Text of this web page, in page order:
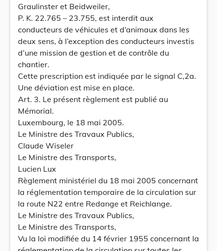
Graulinster et Beidweiler,
P. K. 22.765 – 23.755, est interdit aux
conducteurs de véhicules et d’animaux dans les
deux sens, à l’exception des conducteurs investis
d’une mission de gestion et de contrôle du
chantier.
Cette prescription est indiquée par le signal C,2a.
Une déviation est mise en place.
Art. 3. Le présent règlement est publié au
Mémorial.
Luxembourg, le 18 mai 2005.
Le Ministre des Travaux Publics,
Claude Wiseler
Le Ministre des Transports,
Lucien Lux
Règlement ministériel du 18 mai 2005 concernant
la réglementation temporaire de la circulation sur
la route N22 entre Redange et Reichlange.
Le Ministre des Travaux Publics,
Le Ministre des Transports,
Vu la loi modifiée du 14 février 1955 concernant la